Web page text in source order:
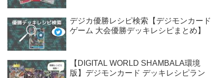
デジカ優勝レシピ検索【デジモンカード
ゲーム 大会優勝デッキレシピまとめ】
【DIGITAL WORLD SHAMBALA環境
版】デジモンカード デッキレシピラン